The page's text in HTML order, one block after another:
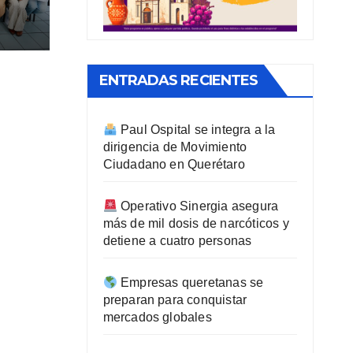
ENTRADAS RECIENTES
Paul Ospital se integra a la
dirigencia de Movimiento
Ciudadano en Querétaro
Operativo Sinergia asegura
más de mil dosis de narcóticos y
detiene a cuatro personas
Empresas queretanas se
preparan para conquistar
mercados globales